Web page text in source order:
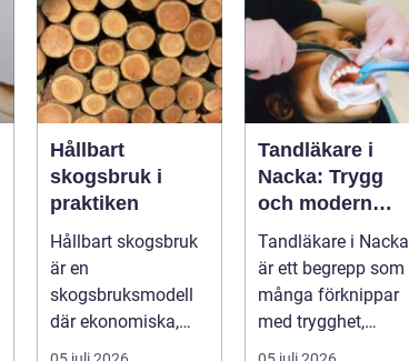
Hållbart
skogsbruk i
praktiken
Hållbart skogsbruk
är en
skogsbruksmodell
där ekonomiska,
ekologiska och
Tandläkare i
Nacka: Trygg
och modern
tandvård nära
dig
Tandläkare i Nacka
är ett begrepp som
många förknippar
med trygghet,
modern tek...